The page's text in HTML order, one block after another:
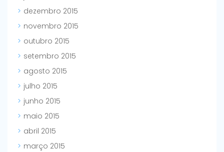
dezembro 2015
novembro 2015
outubro 2015
setembro 2015
agosto 2015
julho 2015
junho 2015
maio 2015
abril 2015
março 2015